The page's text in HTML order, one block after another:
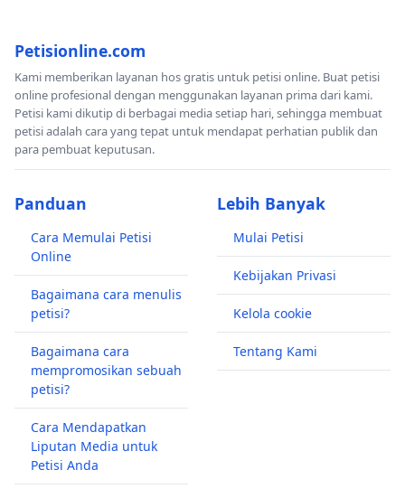
Petisionline.com
Kami memberikan layanan hos gratis untuk petisi online. Buat petisi
online profesional dengan menggunakan layanan prima dari kami.
Petisi kami dikutip di berbagai media setiap hari, sehingga membuat
petisi adalah cara yang tepat untuk mendapat perhatian publik dan
para pembuat keputusan.
Panduan
Cara Memulai Petisi
Online
Bagaimana cara menulis
petisi?
Bagaimana cara
mempromosikan sebuah
petisi?
Cara Mendapatkan
Liputan Media untuk
Petisi Anda
Lebih Banyak
Mulai Petisi
Kebijakan Privasi
Kelola cookie
Tentang Kami